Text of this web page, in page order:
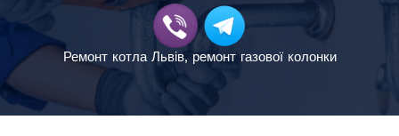
Ремонт котла Львів, ремонт газової колонки